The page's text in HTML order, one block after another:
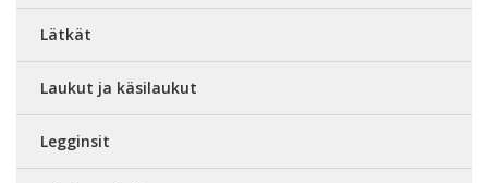
Lätkät
Laukut ja käsilaukut
Legginsit